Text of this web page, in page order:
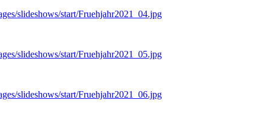
slideshows/start/Fruehjahr2021_04.jpg
slideshows/start/Fruehjahr2021_05.jpg
slideshows/start/Fruehjahr2021_06.jpg